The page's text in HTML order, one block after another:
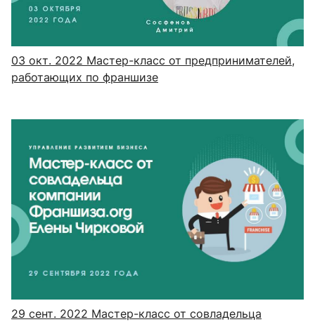
03 окт. 2022 Мастер-класс от предпринимателей,
работающих по франшизе
29 сент. 2022 Мастер-класс от совладельца